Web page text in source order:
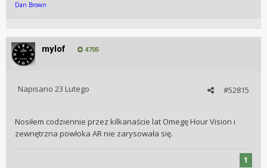
Dan Brown
mylof 4705
#52815
Napisano 23 Lutego
Nosiłem codziennie przez kilkanaście lat Omegę Hour Vision i
zewnętrzna powłoka AR nie zarysowała się.
1